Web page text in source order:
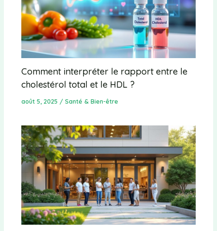
Comment interpréter le rapport entre le
cholestérol total et le HDL ?
août 5, 2025 /Santé & Bien-être